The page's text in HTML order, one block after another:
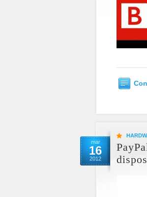
mar
16
2012